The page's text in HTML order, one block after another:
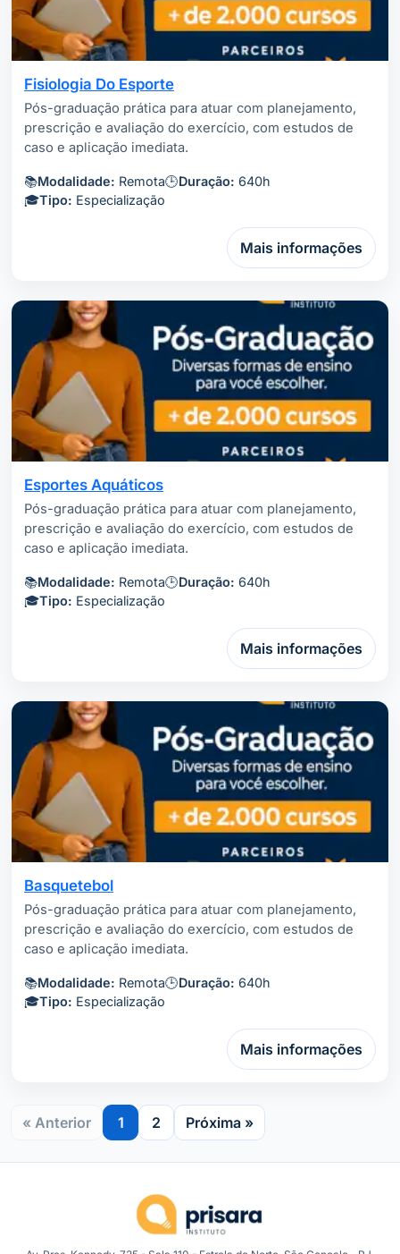
Fisiologia Do Esporte
Pós-graduação prática para atuar com planejamento,
prescrição e avaliação do exercício, com estudos de
caso e aplicação imediata.
📚Modalidade: Remota🕒Duração: 640h
🎓Tipo: Especialização
Mais informações
Esportes Aquáticos
Pós-graduação prática para atuar com planejamento,
prescrição e avaliação do exercício, com estudos de
caso e aplicação imediata.
📚Modalidade: Remota🕒Duração: 640h
🎓Tipo: Especialização
Mais informações
Basquetebol
Pós-graduação prática para atuar com planejamento,
prescrição e avaliação do exercício, com estudos de
caso e aplicação imediata.
📚Modalidade: Remota🕒Duração: 640h
🎓Tipo: Especialização
Mais informações
« Anterior 1 2 Próxima »